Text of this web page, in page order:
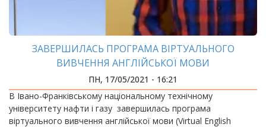
ЗАВЕРШИЛАСЬ ПРОГРАМА ВІРТУАЛЬНОГО
ВИВЧЕННЯ АНГЛІЙСЬКОЇ МОВИ
ПН, 17/05/2021 - 16:21
В Івано-Франківському національному технічному
університету нафти і газу завершилась програма
віртуального вивчення англійської мови (Virtual English